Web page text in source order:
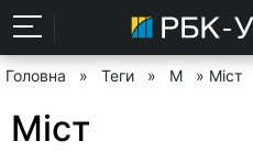
Головна » Теги » М » Міст
Міст